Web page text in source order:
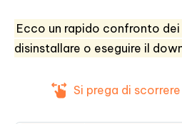
Ecco un rapido confronto
disinstallare o eseguire il
Si prega di